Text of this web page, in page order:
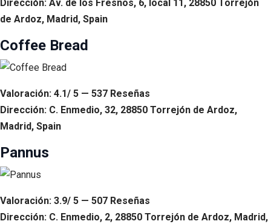
Dirección: Av. de los Fresnos, 6, local 11, 28850 Torrejón
de Ardoz, Madrid, Spain
Coffee Bread
Valoración: 4.1/ 5 — 537 Reseñas
Dirección: C. Enmedio, 32, 28850 Torrejón de Ardoz,
Madrid, Spain
Pannus
Valoración: 3.9/ 5 — 507 Reseñas
Dirección: C. Enmedio, 2, 28850 Torrejón de Ardoz, Madrid,